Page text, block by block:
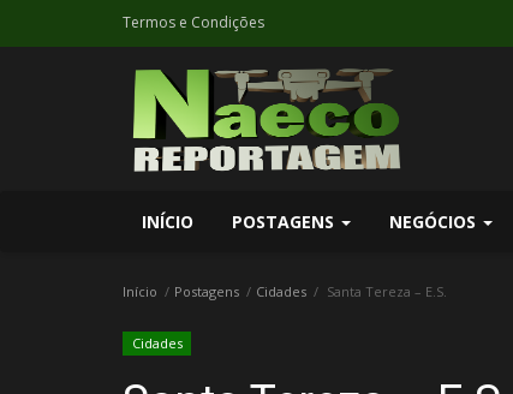
Termos e Condições
INÍCIO POSTAGENS NEGÓCIOS
Início Postagens Cidades Santa Tereza – E.S.
Cidades